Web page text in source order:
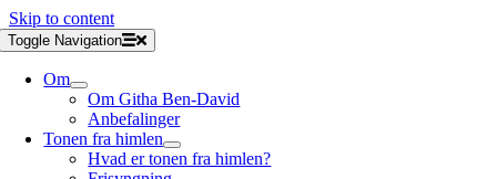
Skip to content
Toggle Navigation
Om
Om Githa Ben-David
Anbefalinger
Tonen fra himlen
Hvad er tonen fra himlen?